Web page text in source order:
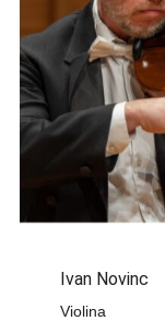
Ivan Novinc
Violina